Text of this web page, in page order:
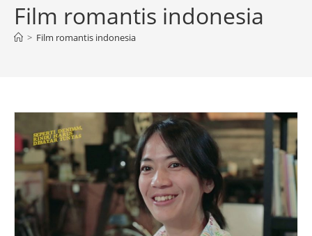
Film romantis indonesia
> Film romantis indonesia